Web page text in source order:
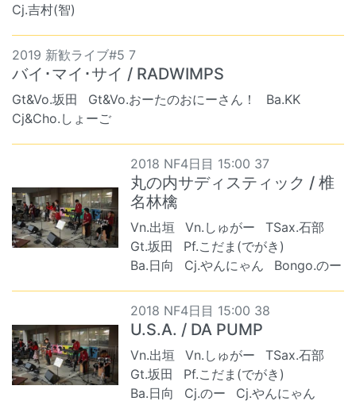
Cj.吉村(智)
2019 新歓ライブ#5 7
バイ･マイ･サイ / RADWIMPS
Gt&Vo.坂田 Gt&Vo.おーたのおにーさん！
Ba.KK
Cj&Cho.しょーご
2018 NF4日目 15:00 37
丸の内サディスティック / 椎
名林檎
Vn.出垣 Vn.しゅがー
TSax.石部
Gt.坂田
Pf.こだま(でがき)
Ba.日向
Cj.やんにゃん Bongo.のー
2018 NF4日目 15:00 38
U.S.A. / DA PUMP
Vn.出垣 Vn.しゅがー
TSax.石部
Gt.坂田
Pf.こだま(でがき)
Ba.日向
Cj.のー Cj.やんにゃん